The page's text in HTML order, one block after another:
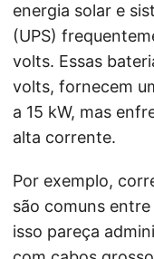
energia solar e
(UPS)
volts. Essas
volts, fornecem
a 15 kW, mas
alta corrente.
Por exemplo,
são comuns
isso pareça